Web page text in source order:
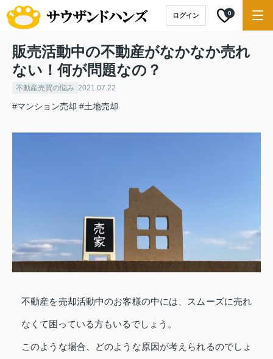
ログイン 0
販売活動中の不動産がなかなか売れ
ない！何が問題なの？
不動産売買の悩み 2021.07.22
#マンション売却 #土地売却
不動産を売却活動中のお客様の中には、スムーズに売れ
なくて困っている方もいるでしょう。
このような場合、どのような原因が考えられるのでしょ